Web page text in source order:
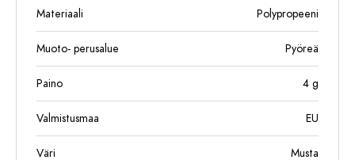
Materiaali Polypropeeni
Muoto- perusalue Pyöreä
Paino 4 g
Valmistusmaa EU
Väri Musta